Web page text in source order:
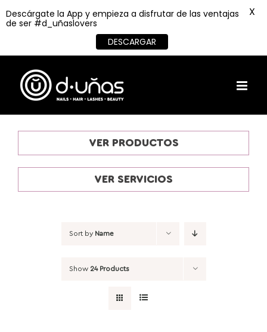
content
VER PRODUCTOS
VER SERVICIOS
Sort by Name
Show 24 Products
Descárgate la App y empieza a disfrutar de las ventajas
de ser #d_uñaslovers
DESCARGAR
X